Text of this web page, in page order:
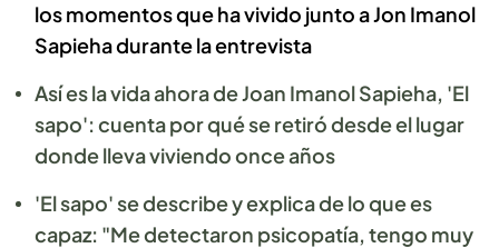
los momentos que ha vivido junto a Jon Imanol
Sapieha durante la entrevista
Así es la vida ahora de Joan Imanol Sapieha, 'El
sapo': cuenta por qué se retiró desde el lugar
donde lleva viviendo once años
'El sapo' se describe y explica de lo que es
capaz: "Me detectaron psicopatía, tengo muy